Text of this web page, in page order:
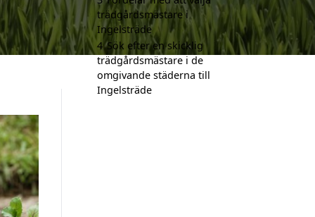
trädgårdsmästare i
Ingelsträde
4 Sök efter en skicklig
trädgårdsmästare i de
omgivande städerna till
Ingelsträde